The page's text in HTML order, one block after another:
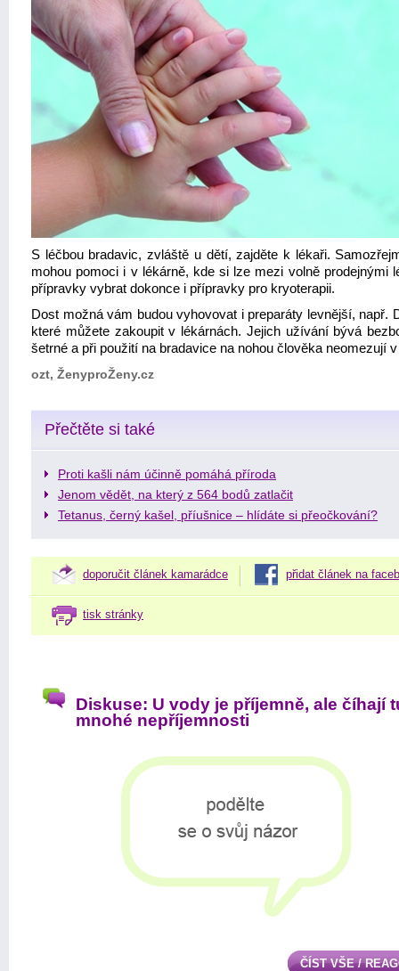
S léčbou bradavic, zvláště u dětí, zajděte k lékaři.
mohou pomoci i v lékárně, kde si lze mezi volně prodejnými
přípravky vybrat dokonce i přípravky pro kryoterapii.
Dost možná vám budou vyhovovat i preparáty levnější, např.
které můžete zakoupit v lékárnách. Jejich užívání bývá
šetrné a při použití na bradavice na nohou člověka neomezují
ozt, ŽenyproŽeny.cz
Přečtěte si také
Proti kašli nám účinně pomáhá příroda
Jenom vědět, na který z 564 bodů zatlačit
Tetanus, černý kašel, příušnice – hlídáte si přeočkování?
doporučit článek kamarádce přidat článek na
tisk stránky
Diskuse: U vody je příjemně, ale číhají
mnohé nepříjemnosti
ČÍST VŠE /